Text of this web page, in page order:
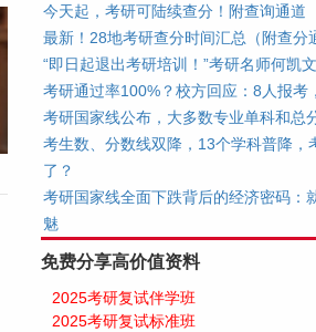
今天起，考研可陆续查分！附查询通道
最新！28地考研查分时间汇总（附查分
“即日起退出考研培训！”考研名师何凯
考研通过率100%？校方回应：8人报考
考研国家线公布，大多数专业单科和总
考生数、分数线双降，13个学科普降，
了？
考研国家线全面下跌背后的经济密码：
魅
免费分享高价值资料
2025考研复试伴学班
2025考研复试标准班